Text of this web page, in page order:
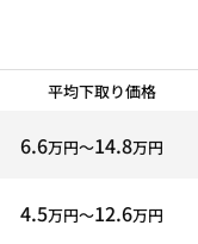
平均下取り価格
6.6万円〜14.8万円
4.5万円〜12.6万円